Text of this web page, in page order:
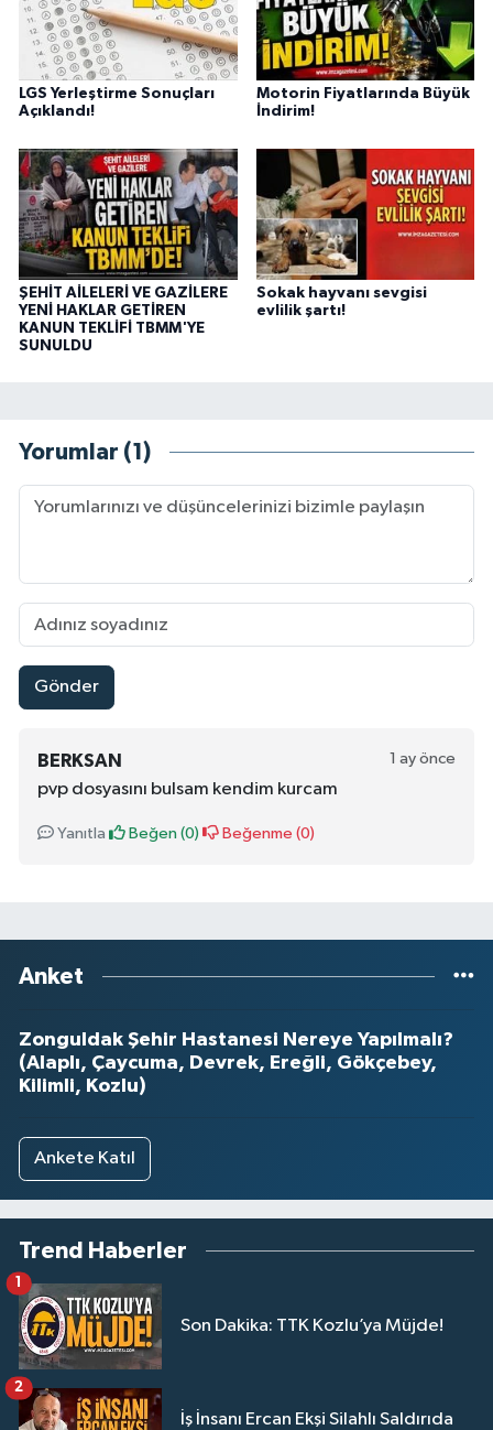
LGS Yerleştirme Sonuçları
Açıklandı!
Motorin Fiyatlarında Büyük
İndirim!
ŞEHİT AİLELERİ VE GAZİLERE
YENİ HAKLAR GETİREN
KANUN TEKLİFİ TBMM'YE
SUNULDU
Sokak hayvanı sevgisi
evlilik şartı!
Yorumlar (1)
Gönder
BERKSAN 1 ay önce
pvp dosyasını bulsam kendim kurcam
Yanıtla Beğen (0) Beğenme (0)
Anket
Zonguldak Şehir Hastanesi Nereye Yapılmalı?
(Alaplı, Çaycuma, Devrek, Ereğli, Gökçebey,
Kilimli, Kozlu)
Ankete Katıl
Trend Haberler
Son Dakika: TTK Kozlu’ya Müjde!
1
İş İnsanı Ercan Ekşi Silahlı Saldırıda
2